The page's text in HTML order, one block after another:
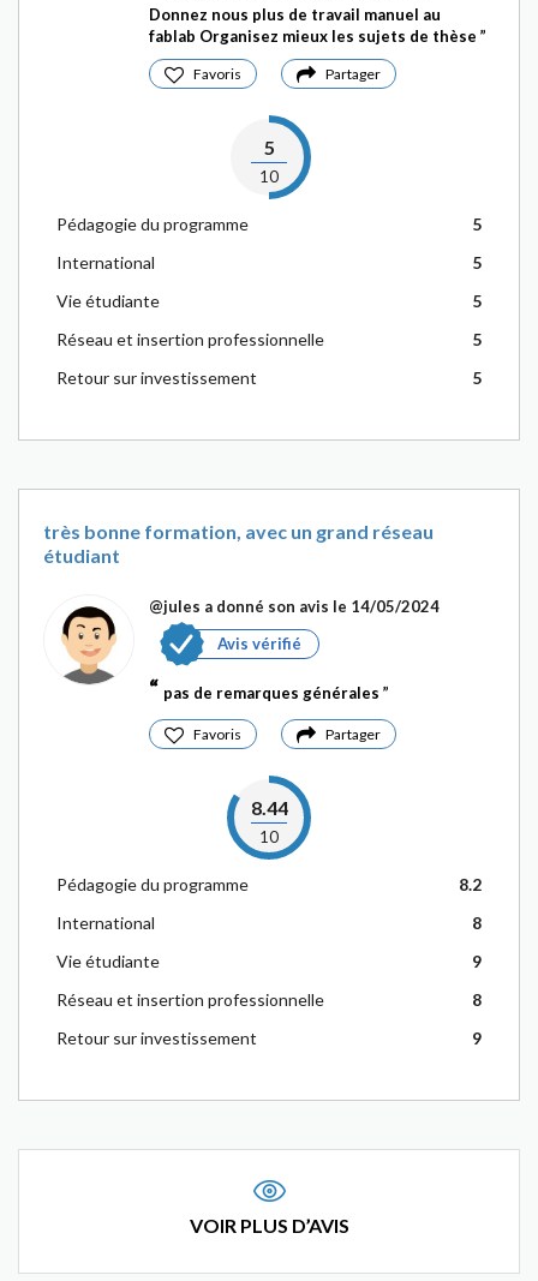
Donnez nous plus de travail manuel au
fablab Organisez mieux les sujets de thèse
Favoris Partager
5
10
Pédagogie du programme
5
International
5
Vie étudiante
5
Réseau et insertion professionnelle
5
Retour sur investissement
5
très bonne formation, avec un grand réseau
étudiant
@jules a donné son avis le 14/05/2024
Avis vérifié
pas de remarques générales
Favoris Partager
8.44
10
Pédagogie du programme
8.2
International
8
Vie étudiante
9
Réseau et insertion professionnelle
8
Retour sur investissement
9
VOIR PLUS D’AVIS